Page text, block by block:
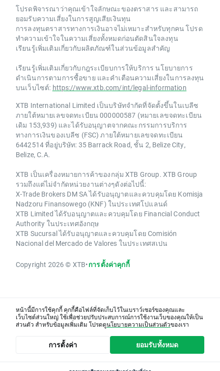
โปรดพิจารณาว่าคุณเข้าใจลักษณะของตราสาร และสามารถ
ยอมรับความเสี่ยงในการสูญเสียเงินทุน
การลงทุนตราสารทางการเงินอาจไม่เหมาะสำหรับทุกคน โปรด
ทำความเข้าใจในความเสี่ยงทั้งหมดก่อนตัดสินใจลงทุน
เรียนรู้เพิ่มเติมเกี่ยวกับผลิตภัณฑ์ในส่วนข้อมูลสำคัญ
เรียนรู้เพิ่มเติมเกี่ยวกับกฎระเบียบการให้บริการ นโยบายการ
ดำเนินการตามการซื้อขาย และคำเตือนความเสี่ยงในการลงทุน
บนเว็บไซต์: https://www.xtb.com/int/legal-information
XTB International Limited เป็นบริษัทจำกัดที่จัดตั้งขึ้นในเบลีซ
ภายใต้หมายเลขจดทะเบียน 000000587 (หมายเลขจดทะเบียน
เดิม 153,939) และได้รับอนุญาตจากคณะกรรมการบริการ
ทางการเงินของเบลีซ (FSC) ภายใต้หมายเลขจดทะเบียน
6442514 ที่อยู่บริษัท: 35 Barrack Road, ชั้น 2, Belize City,
Belize, C.A.
XTB เป็นเครื่องหมายการค้าของกลุ่ม XTB Group. XTB Group
รวมถึงแต่ไม่จำกัดหน่วยงานต่างๆดังต่อไปนี้:
X-Trade Brokers DM SA ได้รับอนุญาตและควบคุมโดย Komisja
Nadzoru Finansowego (KNF) ในประเทศโปแลนด์
XTB Limited ได้รับอนุญาตและควบคุมโดย Financial Conduct
Authority ในประเทศอังกฤษ
XTB Sucursal ได้รับอนุญาตและควบคุมโดย Comisión
Nacional del Mercado de Valores ในประเทศสเปน
Copyright 2026 © XTB•การตั้งค่าคุกกี้
หน้านี้มีการใช้คุกกี้ คุกกี้คือไฟล์ที่จัดเก็บไว้ในเบราว์เซอร์ของคุณและ
เว็บไซต์ส่วนใหญ่ ใช้เพื่อช่วยปรับประสบการณ์การใช้งานเว็บของคุณให้เป็น
ส่วนตัว สำหรับข้อมูลเพิ่มเติม โปรดดูนโยบายความเป็นส่วนตัวของเรา
การตั้งค่า ยอมรับทั้งหมด